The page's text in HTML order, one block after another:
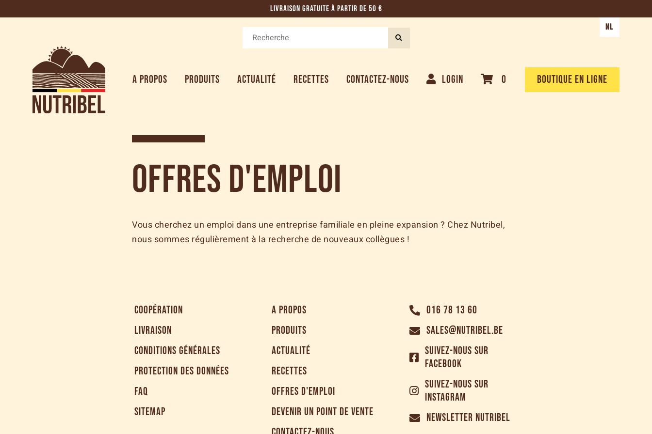
LIVRAISON GRATUITE À PARTIR DE 50 €
A PROPOS PRODUITS ACTUALITÉ RECETTES CONTACTEZ-NOUS LOGIN 0 BOUTIQUE EN LIGNE
NL
Offres d'emploi
Vous cherchez un emploi dans une entreprise familiale en pleine expansion ? Chez Nutribel,
nous sommes régulièrement à la recherche de nouveaux collègues !
COOPÉRATION
LIVRAISON
CONDITIONS GÉNÉRALES
PROTECTION DES DONNÉES
FAQ
SITEMAP
A PROPOS
PRODUITS
ACTUALITÉ
RECETTES
OFFRES D'EMPLOI
DEVENIR UN POINT DE VENTE
016 78 13 60
SALES@NUTRIBEL.BE
SUIVEZ-NOUS SUR
FACEBOOK
SUIVEZ-NOUS SUR
INSTAGRAM
NEWSLETTER NUTRIBEL